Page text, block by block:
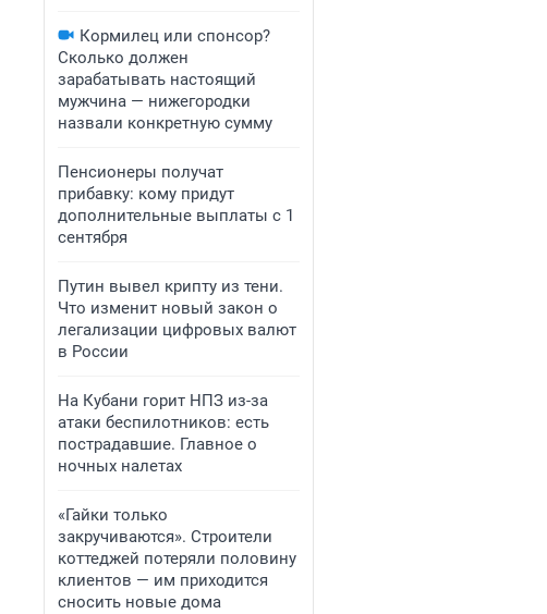
Кормилец или спонсор?
Сколько должен
зарабатывать настоящий
мужчина — нижегородки
назвали конкретную сумму
Пенсионеры получат
прибавку: кому придут
дополнительные выплаты с 1
сентября
Путин вывел крипту из тени.
Что изменит новый закон о
легализации цифровых валют
в России
На Кубани горит НПЗ из-за
атаки беспилотников: есть
пострадавшие. Главное о
ночных налетах
«Гайки только
закручиваются». Строители
коттеджей потеряли половину
клиентов — им приходится
сносить новые дома